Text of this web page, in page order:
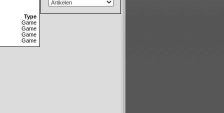
Type
Game
Game
Game
Game